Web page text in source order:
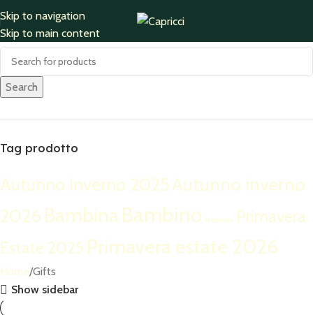
Skip to navigation
Skip to main content
ACCESSORIES
770 products
Cerca
Search
Tag prodotto
Autunno Inverno 2025Autunno inverno
2026 Bambina Bambino Neonato Primavera
Estate 2025 Primavera estate 2026
Home Gifts
Show sidebar